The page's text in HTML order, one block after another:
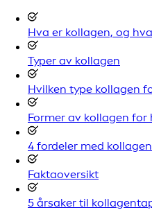
Hva er kollagen, og
Typer av kollagen
Hvilken type kollagen
Former av kollagen for
4 fordeler med
Faktaoversikt
5 årsaker til